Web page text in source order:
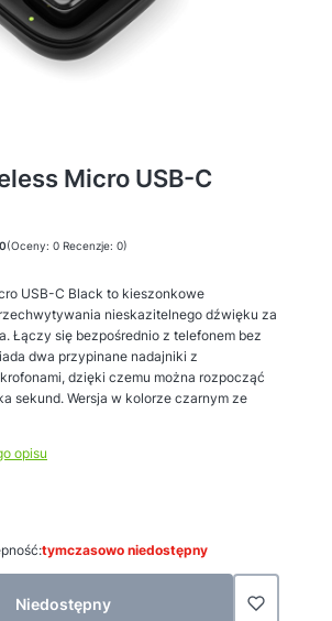
Micro USB-C
(Oceny: 0 Recenzje: 0)
USB-C Black to kieszonkowe
nieskazitelnego dźwięku za
Łączy się bezpośrednio z telefonem bez
dwa przypinane nadajniki z
dzięki czemu można rozpocząć
sekund. Wersja w kolorze czarnym ze
opisu
tymczasowo niedostępny
Niedostępny